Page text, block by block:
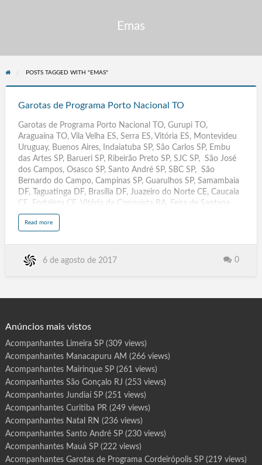
Emas
POSTS TAGGED WITH "EMAS"
Porto
Nacional
Garotas de Programa Porto Nacional TO
Garotas de Programa Porto Nacional TO, Gurupi TO,
Araguaína TO, Vila Velha ES, Serra ES, Vitória ES, Montevideu
Uruguay, Buenos Aires, Indaiatuba SP, São Carlos SP, Embu
das Artes SP, Barueri SP, Ribeirão Preto SP, SJC SP, São José
dos Campos, Osasco SP, Santo André SP, SBC SP, São
Bernardo do Campo, Campinas SP, Guarulhos SP, Samambaia
DF, Taguatinga DF, Brasília DF, Juazeiro do Norte CE, Caucaia
CE, Fortaleza CE, Vitória da Conquista BA, Feira de Santana
BA, Salvador BA, Itacoatiara AM, Parintins AM, Manaus AM,
Santana AP, Macapá AP, Maceió AL, SenaMadureira AC,
Santana de Parnaíba SP, Poá SP, Ourinhos SP, Rio Grande RS,
Read morea
t
a
r
e
r
m
a
o
t
N
a
c
i
o
n
l
O
6 de agosto de 2017 0
Anúncios mais vistos
Acompanhantes Limeira SP(309 views)
Acompanhantes Manacapuru AM (266 views)
Acompanhantes Mairinque SP(261 views)
Acompanhantes São Gonçalo RJ (253 views)
Acompanhantes Jundiaí SP(251 views)
Acompanhantes Curitiba PR(249 views)
Acompanhantes Natal RN (236 views)
Acompanhantes Santo André SP(230 views)
Acompanhantes Mauá SP(222 views)
Acompanhantes Garotas de Programa Cordeirópolis SP(219 views)